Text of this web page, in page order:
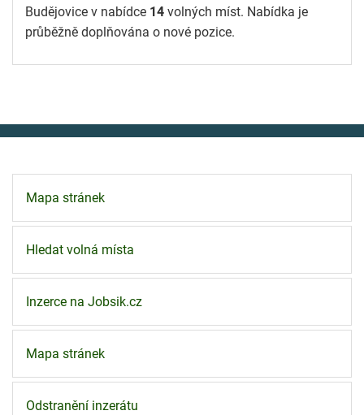
Budějovice v nabídce 14 volných míst. Nabídka je
průběžně doplňována o nové pozice.
Mapa stránek
Hledat volná místa
Inzerce na Jobsik.cz
Mapa stránek
Odstranění inzerátu